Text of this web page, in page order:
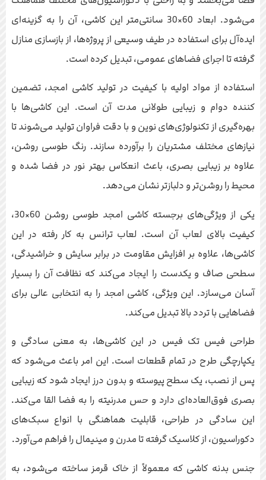
می‌شود. ابعاد 60×30 سانتی‌متر این کاشی، آن را به گزینه‌ای
ایده‌آل برای استفاده در طیف وسیعی از پروژه‌ها، از بازسازی منازل
گرفته تا اجرای فضاهای عمومی، تبدیل کرده است.
استفاده از مواد اولیه با کیفیت در تولید کاشی امجد، تضمین
کننده دوام و زیبایی طولانی مدت آن است. این کاشی‌ها با
بهره‌گیری از تکنولوژی‌های نوین و با دقت فراوان تولید می‌شوند تا
نیازهای مختلف مشتریان را برآورده سازند. رنگ طوسی روشن،
علاوه بر زیبایی بصری، باعث انعکاس بهتر نور در فضا شده و
محیط را روشن‌تر و دلبازتر نشان می‌دهد.
یکی از ویژگی‌های برجسته کاشی امجد طوسی روشن 60×30،
کیفیت بالای لعاب آن است. لعاب ترانس به کار رفته در این
کاشی‌ها، علاوه بر افزایش مقاومت در برابر سایش و خراشیدگی،
سطحی صاف و یکدست را ایجاد می‌کند که نظافت آن را بسیار
آسان می‌سازد. این ویژگی، کاشی امجد را به انتخابی عالی برای
فضاهایی با تردد بالا تبدیل می‌کند.
طراحی فیس تک فیس در این کاشی‌ها، به معنی سادگی و
یکپارچگی طرح در تمام قطعات است. این امر باعث می‌شود که
پس از نصب، یک سطح پیوسته و بدون درز ایجاد شود که زیبایی
بصری فوق‌العاده‌ای دارد و حس مدرنیته را به فضا القا می‌کند.
این سادگی در طراحی، قابلیت هماهنگی با انواع سبک‌های
دکوراسیون، از کلاسیک گرفته تا مدرن و مینیمال را فراهم می‌آورد.
جنس بدنه کاشی که معمولاً از خاک قرمز ساخته می‌شود، به